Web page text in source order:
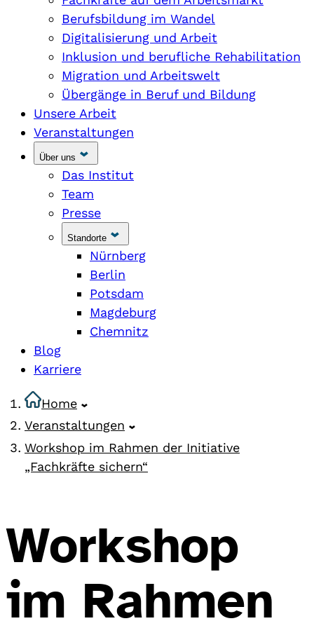
Berufsbildung im Wandel
Digitalisierung und Arbeit
Inklusion und berufliche Rehabilitation
Migration und Arbeitswelt
Übergänge in Beruf und Bildung
Unsere Arbeit
Veranstaltungen
Über uns
Das Institut
Team
Presse
Standorte
Nürnberg
Berlin
Potsdam
Magdeburg
Chemnitz
Blog
Karriere
Home
Veranstaltungen
Workshop im Rahmen der Initiative
„Fachkräfte sichern“
Workshop
im Rahmen